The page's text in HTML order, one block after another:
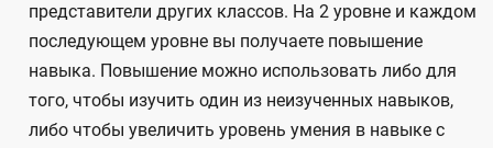
представители других классов. На 2 уровне и каждом
последующем уровне вы получаете повышение
навыка. Повышение можно использовать либо для
того, чтобы изучить один из неизученных навыков,
либо чтобы увеличить уровень умения в навыке с